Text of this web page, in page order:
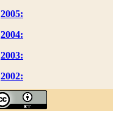
2005:
2004:
2003:
2002: